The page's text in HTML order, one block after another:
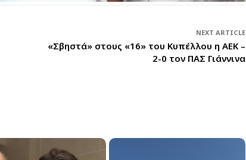
NEXT ARTICLE
«Σβηστά» στους «16» του Κυπέλλου η ΑΕΚ –
2-0 τον ΠΑΣ Γιάννινα